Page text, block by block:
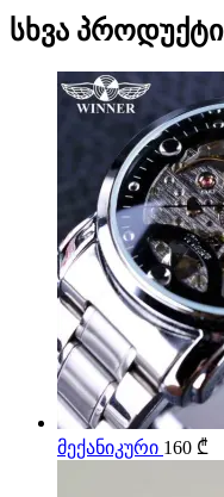
სხვა პროდუქტი
მექანიკური 160 ₾